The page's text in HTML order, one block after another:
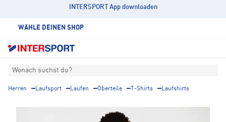
INTERSPORT App downloaden
WÄHLE DEINEN SHOP
Wonach suchst du?
Herren Laufsport Laufen Oberteile T-Shirts Laufshirts